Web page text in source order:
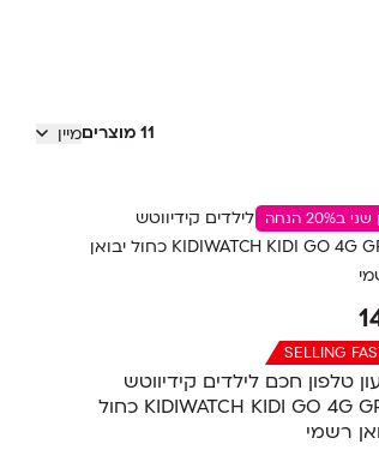
11 מוצרים מיין
ב20% הנחה
SELLING
טלפון חכם לילדים קידיווטש
KIDIWATCH KIDI GO 4G GPS כחול
רשמי